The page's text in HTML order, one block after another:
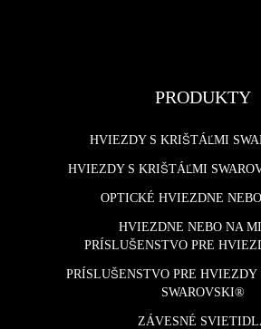
PRODUKTY
HVIEZDY S KRIŠTÁĽMI
HVIEZDY S KRIŠTÁĽMI
OPTICKÉ HVIEZDNE
HVIEZDNE NEBO NA
PRÍSLUŠENSTVO PRE
PRÍSLUŠENSTVO PRE
SWAROVSKI®
ZÁVESNÉ